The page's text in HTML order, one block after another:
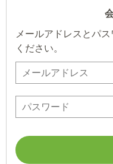
メールアドレスとパ
ください。